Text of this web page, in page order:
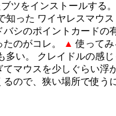
ツをインストールする
知った ワイヤレスマウス
バシのポイントカードの
のがコレ。
▲ 使ってみ
多い。 クレイドルの感じ
てマウスを少しぐらい浮
ので、狭い場所で使う